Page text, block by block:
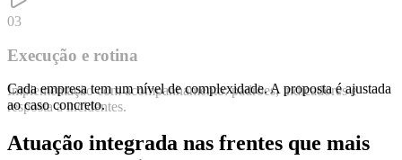
03
Execução e rotina
Implementação com acompanhamento: padrões, indicadores e
resposta a incidentes.
Cada empresa tem um nível de complexidade. A proposta é ajustada
ao caso concreto.
Atuação integrada nas frentes que mais